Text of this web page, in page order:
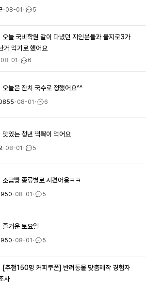
ㆍ08-01ㆍ 5
거 먹기로 했어요
08-01 ㆍ 6
오늘은 잔치 국수로 정했어요^^
ㆍ08-01ㆍ 6
맛있는 청년 떡뽁이 먹어요
ㆍ08-01ㆍ 5
소금빵 종류별로 시켰어용ㅋㅋ
ㆍ08-01ㆍ 5
즐거운 토요일
ㆍ08-01ㆍ 5
사